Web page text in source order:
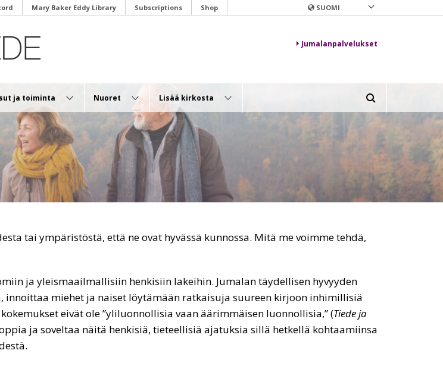
Mary Baker Eddy Library Subscriptions Shop SUOMI
Jumalanpalvelukset
ja toiminta Nuoret Lisää kirkosta
tai ympäristöstä, että ne ovat hyvässä kunnossa. Mitä me voimme tehdä,
ja yleismaailmallisiin henkisiin lakeihin. Jumalan täydellisen hyvyyden
miehet ja naiset löytämään ratkaisuja suureen kirjoon inhimillisiä
eivät ole ”yliluonnollisia vaan äärimmäisen luonnollisia,” (Tiede ja
ja soveltaa näitä henkisiä, tieteellisiä ajatuksia sillä hetkellä kohtaamiinsa